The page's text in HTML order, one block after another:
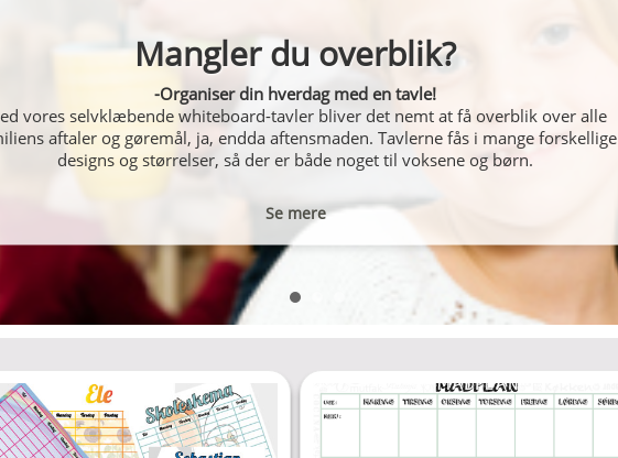
Mangler du overblik?
-Organiser din hverdag med en tavle!
vores selvklæbende whiteboard-tavler bliver det nemt at få overblik over alle
aftaler og gøremål, ja, endda aftensmaden. Tavlerne fås i mange forskellige
designs og størrelser, så der er både noget til voksene og børn.
Se mere
Wallstickers
dig personligt. Få lavet din egen tekst lige til at hænge på væggen, eller vælg
mellem vores andre flotte motiver.